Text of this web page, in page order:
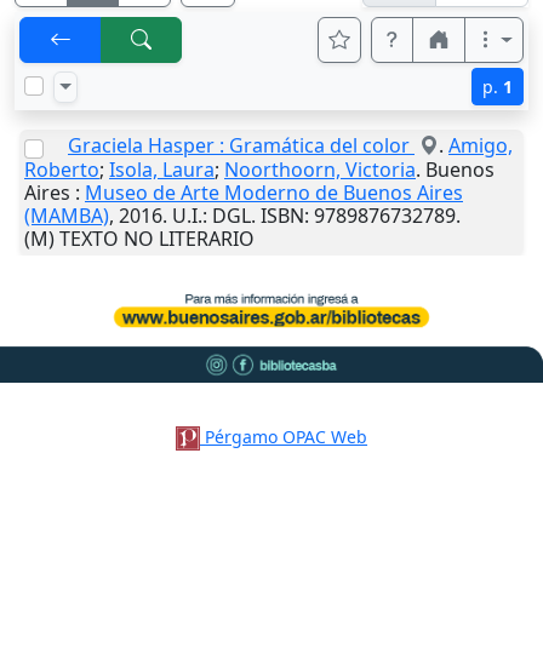
p. 1
Graciela Hasper : Gramática del color . Amigo,
Roberto; Isola, Laura; Noorthoorn, Victoria. Buenos
Aires : Museo de Arte Moderno de Buenos Aires
(MAMBA), 2016. U.I.: DGL. ISBN: 9789876732789.
(M) TEXTO NO LITERARIO
Pérgamo OPAC Web